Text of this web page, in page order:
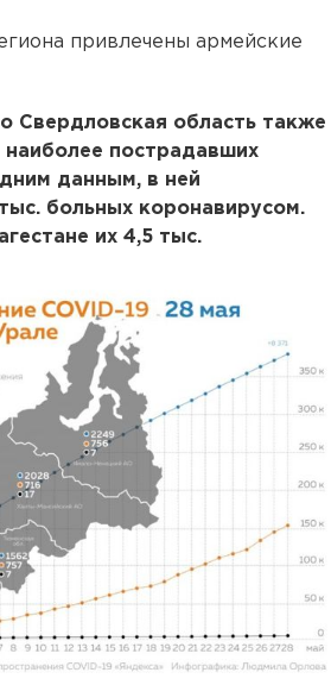
привлечены армейские
Свердловская область также
наиболее пострадавших
данным, в ней
больных коронавирусом.
их 4,5 тыс.